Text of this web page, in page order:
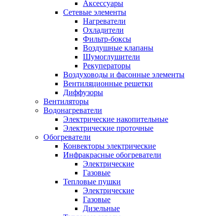
Аксессуары
Сетевые элементы
Нагреватели
Охладители
Фильтр-боксы
Воздушные клапаны
Шумоглушители
Рекуператоры
Воздуховоды и фасонные элементы
Вентиляционные решетки
Диффузоры
Вентиляторы
Водонагреватели
Электрические накопительные
Электрические проточные
Обогреватели
Конвекторы электрические
Инфракрасные обогреватели
Электрические
Газовые
Тепловые пушки
Электрические
Газовые
Дизельные